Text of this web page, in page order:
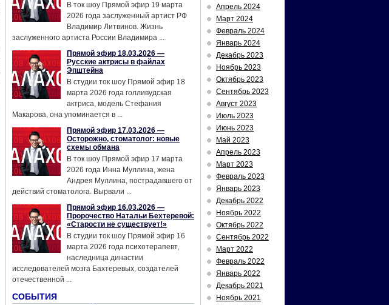
В ток шоу Прямой эфир 19 марта
2026 года заслуженный артист РФ
Владимир Литвинов. Жизнь
заслуженного артиста России Владимира ...
Прямой эфир 18.03.2026 —
Русские актрисы в файлах
Эпштейна
В студии ток шоу Прямой эфир 18
марта 2026 года голливудская
актриса, модель Стефания
Макарова, она упоминается в ...
Прямой эфир 17.03.2026 —
Осторожно, стоматолог: новые
схемы обмана
В ток шоу Прямой эфир 17 марта
2026 года Инна Муллина, жена
Андрея Муллина, пострадавшего от
действий стоматолога. Вырвали ...
Прямой эфир 16.03.2026 —
Пророчество Натальи Бехтеревой:
«Старости не существует!»
В студии ток шоу Прямой эфир 16
марта 2026 года психотерапевт,
наследница династии
исследователей мозга Бахтеревых, создателей
отечественной ...
СОБЫТИЯ
Апрель 2024
Март 2024
Февраль 2024
Январь 2024
Декабрь 2023
Ноябрь 2023
Октябрь 2023
Сентябрь 2023
Август 2023
Июль 2023
Июнь 2023
Май 2023
Апрель 2023
Март 2023
Февраль 2023
Январь 2023
Декабрь 2022
Ноябрь 2022
Октябрь 2022
Сентябрь 2022
Март 2022
Февраль 2022
Январь 2022
Декабрь 2021
Ноябрь 2021